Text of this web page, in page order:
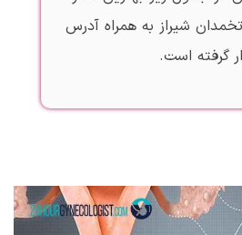
شیراز به همراه آدرس
گرفته است.